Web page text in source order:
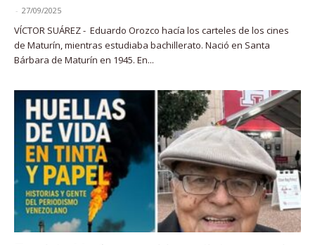
- 27/09/2025
VÍCTOR SUÁREZ - Eduardo Orozco hacía los carteles de los cines
de Maturín, mientras estudiaba bachillerato. Nació en Santa
Bárbara de Maturín en 1945. En...